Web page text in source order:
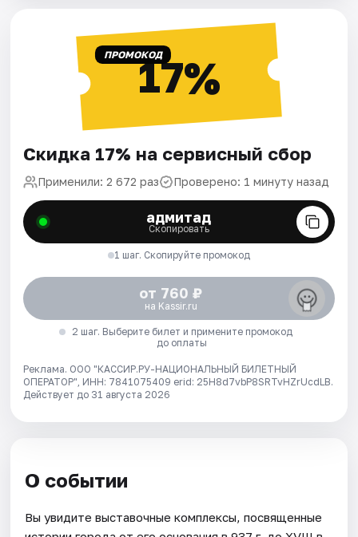
ПРОМОКОД17%
Скидка 17% на сервисный сбор
Применили: 2 672 раз Проверено: 1 минуту назад
адмитад
Скопировать
1 шаг. Скопируйте промокод
от 760 ₽
на Kassir.ru
2 шаг. Выберите билет и примените промокод
до оплаты
Реклама. ООО "КАССИР.РУ-НАЦИОНАЛЬНЫЙ БИЛЕТНЫЙ
ОПЕРАТОР", ИНН: 7841075409 erid: 25H8d7vbP8SRTvHZrUcdLB.
Действует до 31 августа 2026
О событии
Вы увидите выставочные комплексы, посвященные